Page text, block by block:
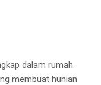
dalam rumah.
membuat hunian